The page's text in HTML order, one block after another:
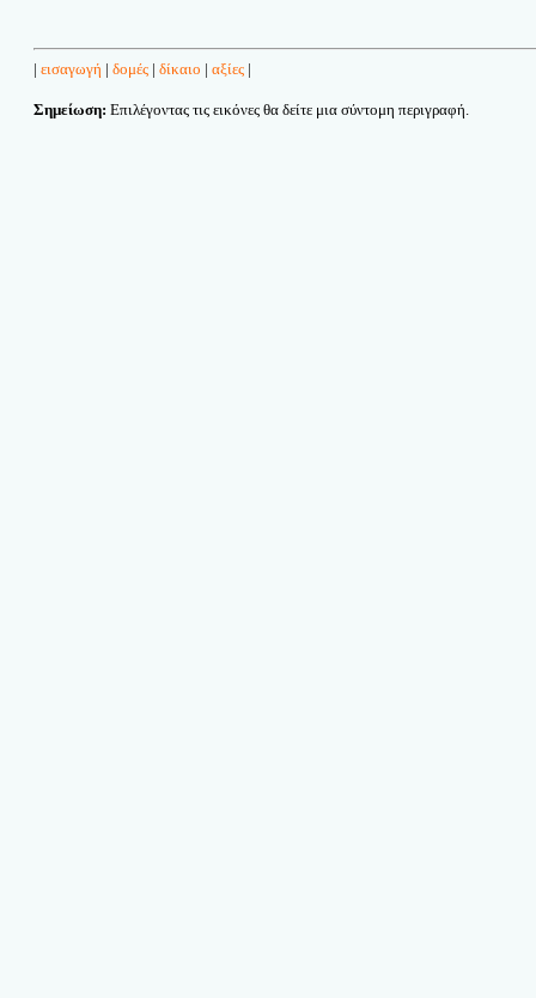
| εισαγωγή | δομές| δίκαιο | αξίες|
Σημείωση: Επιλέγοντας τις εικόνες θα δείτε μια σύντομη περιγραφή.